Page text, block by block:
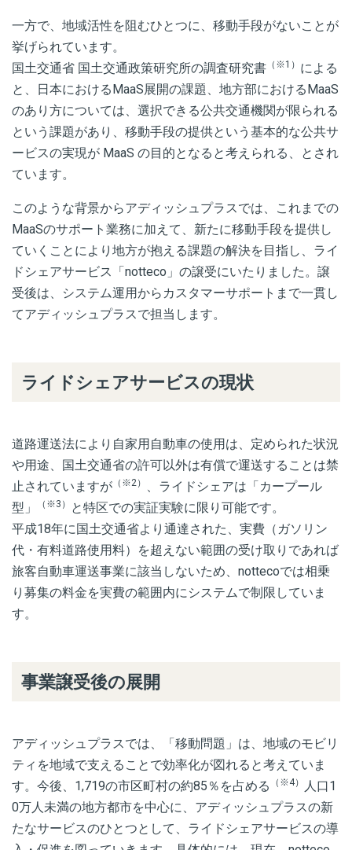
一方で、地域活性を阻むひとつに、移動手段がないことが
挙げられています。
国土交通省 国土交通政策研究所の調査研究書 （※1） による
と、日本におけるMaaS展開の課題、地方部におけるMaaS
のあり方については、選択できる公共交通機関が限られる
という課題があり、移動手段の提供という基本的な公共サ
ービスの実現が MaaS の目的となると考えられる、とされ
ています。
このような背景からアディッシュプラスでは、これまでの
MaaSのサポート業務に加えて、新たに移動手段を提供し
ていくことにより地方が抱える課題の解決を目指し、ライ
ドシェアサービス「notteco」の譲受にいたりました。譲
受後は、システム運用からカスタマーサポートまで一貫し
てアディッシュプラスで担当します。
ライドシェアサービスの現状
道路運送法により自家用自動車の使用は、定められた状況
や用途、国土交通省の許可以外は有償で運送することは禁
止されていますが （※2）
、ライドシェアは「カープール
型」
（※3）
と特区での実証実験に限り可能です。
平成18年に国土交通省より通達された、実費（ガソリン
代・有料道路使用料）を超えない範囲の受け取りであれば
旅客自動車運送事業に該当しないため、nottecoでは相乗
り募集の料金を実費の範囲内にシステムで制限していま
す。
事業譲受後の展開
アディッシュプラスでは、「移動問題」は、地域のモビリ
ティを地域で支えることで効率化が図れると考えていま
す。今後、1,719の市区町村の約85％を占める
（※4）
人口1
0万人未満の地方都市を中心に、アディッシュプラスの新
たなサービスのひとつとして、ライドシェアサービスの導